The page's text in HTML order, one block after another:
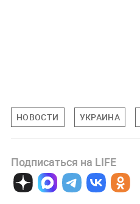
НОВОСТИ УКРАИНА
Подписаться на LIFE